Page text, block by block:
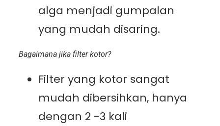
alga menjadi gumpalan
yang mudah disaring.
Bagaimana jika filter kotor?
Filter yang kotor sangat
mudah dibersihkan, hanya
dengan 2 -3 kali